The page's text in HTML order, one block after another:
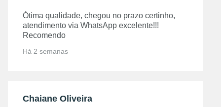
Ótima qualidade, chegou no prazo certinho,
atendimento via WhatsApp excelente!!!
Recomendo
Há 2 semanas
Chaiane Oliveira